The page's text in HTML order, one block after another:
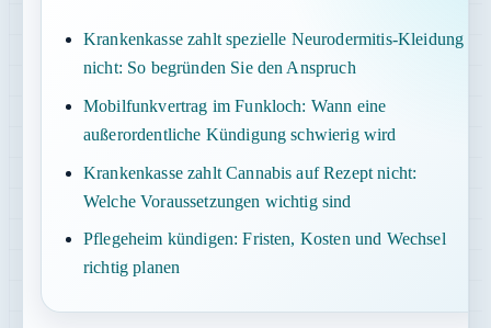
Krankenkasse zahlt spezielle Neurodermitis-Kleidung
nicht: So begründen Sie den Anspruch
Mobilfunkvertrag im Funkloch: Wann eine
außerordentliche Kündigung schwierig wird
Krankenkasse zahlt Cannabis auf Rezept nicht:
Welche Voraussetzungen wichtig sind
Pflegeheim kündigen: Fristen, Kosten und Wechsel
richtig planen